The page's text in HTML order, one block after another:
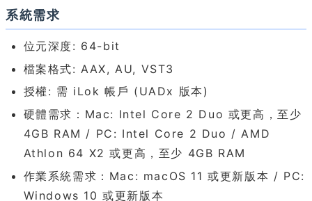
系統需求
位元深度: 64-bit
檔案格式: AAX, AU, VST3
授權: 需 iLok 帳戶 (UADx 版本)
硬體需求：Mac: Intel Core 2 Duo 或更高，至少
4GB RAM / PC: Intel Core 2 Duo / AMD
Athlon 64 X2 或更高，至少 4GB RAM
作業系統需求：Mac: macOS 11 或更新版本 / PC:
Windows 10 或更新版本